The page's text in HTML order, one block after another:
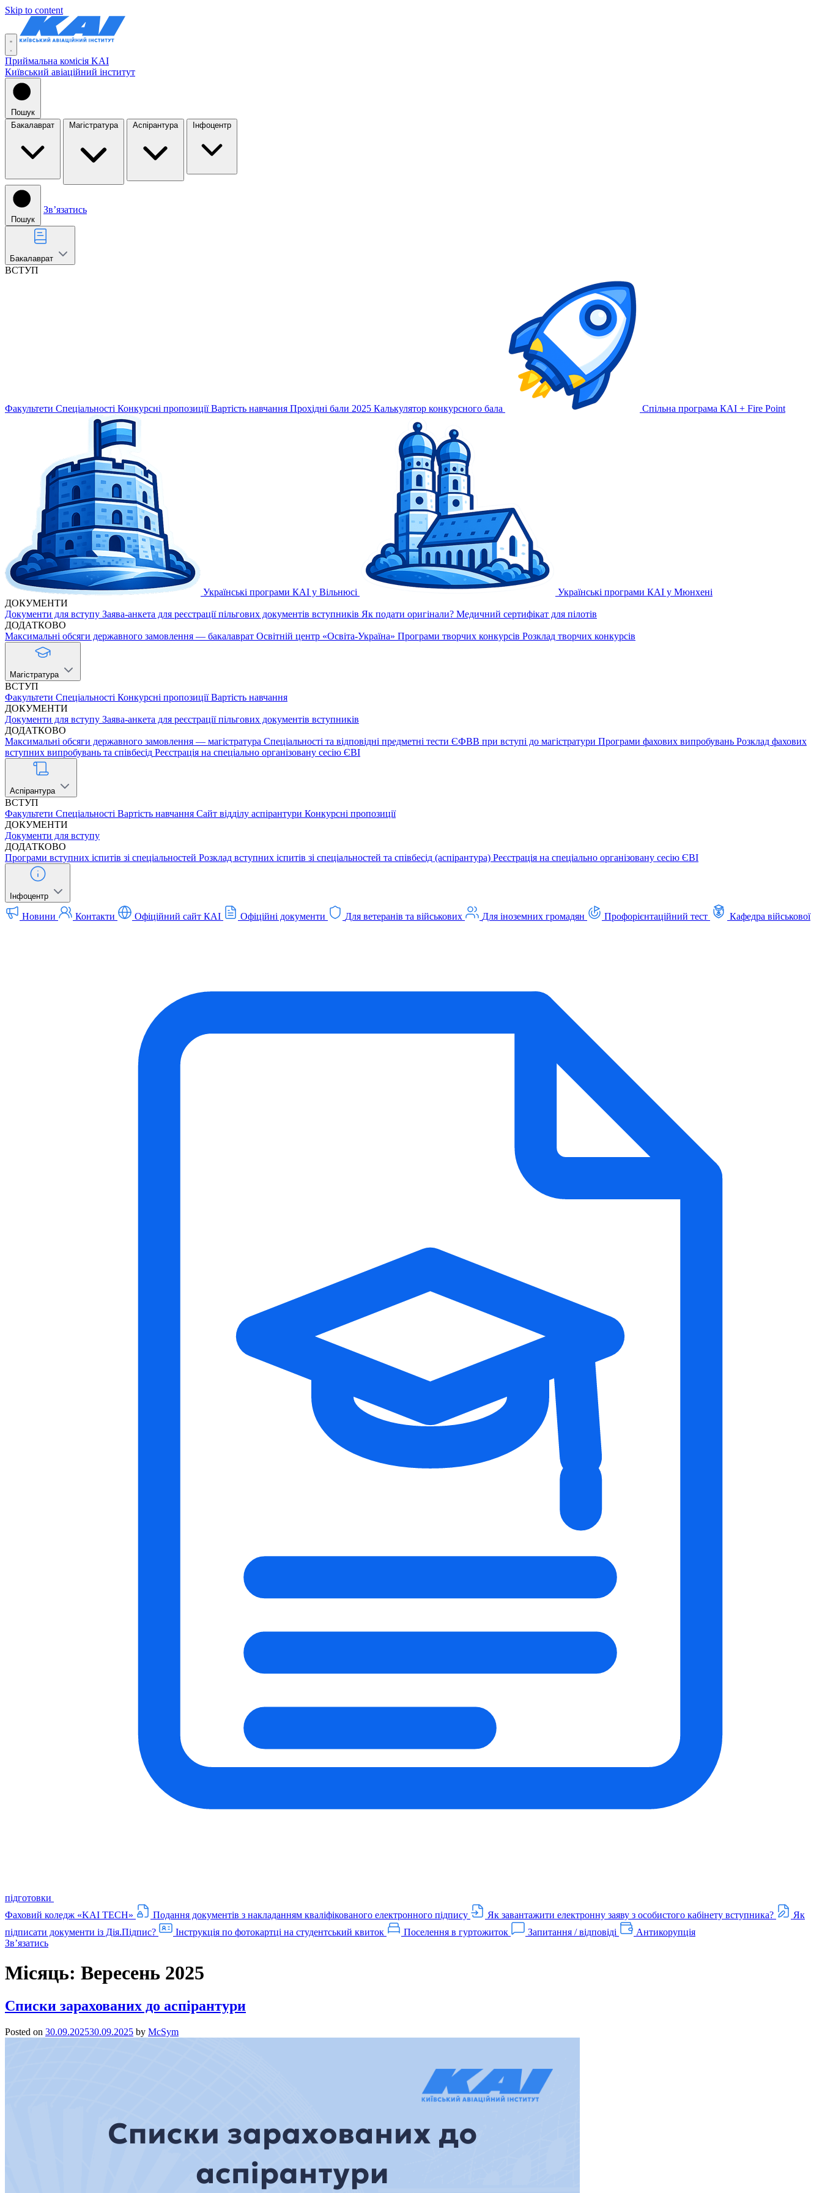
Skip to content
Приймальна комісія KAI
Київський авіаційний інститут
Пошук
Бакалаврат
Магістратура Аспірантура Інфоцентр
Пошук
Звʼязатись
Бакалаврат
ВСТУП
Факультети Спеціальності Конкурсні пропозиції Вартість навчання Прохідні бали 2025 Калькулятор конкурсного бала Спільна програма КАІ + Fire Point
Українські програми КАІ у Вільнюсі
Українські програми КАІ у Мюнхені
ДОКУМЕНТИ
Документи для вступу Заява-анкета для реєстрації пільгових документів вступників Як подати оригінали? Медичний сертифікат для пілотів
ДОДАТКОВО
Максимальні обсяги державного замовлення — бакалаврат Освітній центр «Освіта-Україна» Програми творчих конкурсів Розклад творчих конкурсів
Магістратура
ВСТУП
Факультети Спеціальності Конкурсні пропозиції Вартість навчання
ДОКУМЕНТИ
Документи для вступу Заява-анкета для реєстрації пільгових документів вступників
ДОДАТКОВО
Максимальні обсяги державного замовлення — магістратура Спеціальності та відповідні предметні тести ЄФВВ при вступі до магістратури Програми фахових випробувань Розклад фахових
вступних випробувань та співбесід Реєстрація на спеціально організовану сесію ЄВІ
Аспірантура
ВСТУП
Факультети Спеціальності Вартість навчання Сайт відділу аспірантури Конкурсні пропозиції
ДОКУМЕНТИ
Документи для вступу
ДОДАТКОВО
Програми вступних іспитів зі спеціальностей Розклад вступних іспитів зі спеціальностей та співбесід (аспірантура) Реєстрація на спеціально організовану сесію ЄВІ
Інфоцентр
Новини Контакти Офіційний сайт КАІ Офіційні документи Для ветеранів та військових Для іноземних громадян Профорієнтаційний тест Кафедра військової
підготовки
Фаховий коледж «KAI TECH»
Подання документів з накладанням кваліфікованого електронного підпису Як завантажити електронну заяву з особистого кабінету вступника?
Як
підписати документи із Дія.Підпис?
Інструкція по фотокартці на студентський квиток Поселення в гуртожиток Запитання / відповіді
Антикорупція
Звʼязатись
Місяць: Вересень 2025
Списки зарахованих до аспірантури
Posted on 30.09.202530.09.2025 by McSym